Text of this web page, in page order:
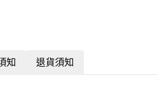
知 退貨須知